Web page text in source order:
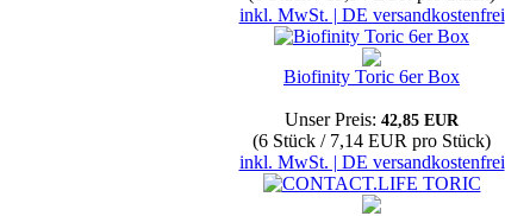
inkl. MwSt. | DE versandkostenfrei
Biofinity Toric 6er Box
Unser Preis: 42,85 EUR
(6 Stück / 7,14 EUR pro Stück)
inkl. MwSt. | DE versandkostenfrei